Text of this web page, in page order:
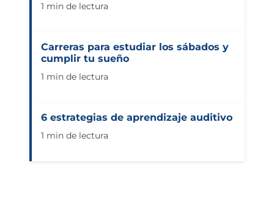
1 min de lectura
Carreras para estudiar los sábados y
cumplir tu sueño
1 min de lectura
6 estrategias de aprendizaje auditivo
1 min de lectura